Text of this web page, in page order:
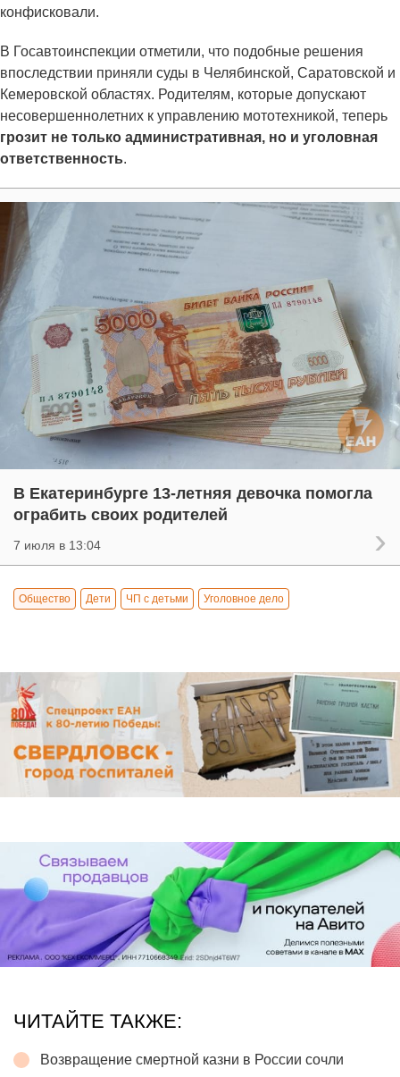
конфисковали.
В Госавтоинспекции отметили, что подобные решения
впоследствии приняли суды в Челябинской, Саратовской и
Кемеровской областях. Родителям, которые допускают
несовершеннолетних к управлению мототехникой, теперь
грозит не только административная, но и уголовная
ответственность.
В Екатеринбурге 13-летняя девочка помогла
ограбить своих родителей
7 июля в 13:04
Общество Дети ЧП с детьми Уголовное дело
ЧИТАЙТЕ ТАКЖЕ:
Возвращение смертной казни в России сочли